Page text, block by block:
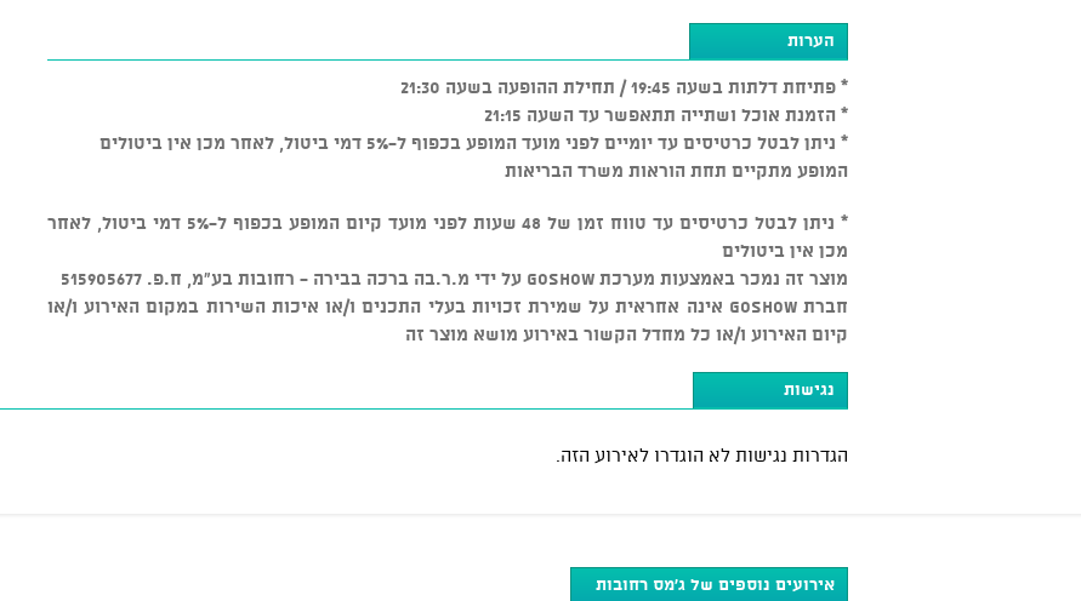
הערות
* פתיחת דלתות בשעה 19:45 / תחילת ההופעה בשעה 21:30
* הזמנת אוכל ושתייה תתאפשר עד השעה 21:15
* ניתן לבטל כרטיסים עד יומיים לפני מועד המופע בכפוף ל-5% דמי ביטול, לאחר מכן אין ביטולים
המופע מתקיים תחת הוראות משרד הבריאות
* ניתן לבטל כרטיסים עד טווח זמן של 48 שעות לפני מועד קיום המופע בכפוף ל-5% דמי ביטול, לאחר
מכן אין ביטולים
מוצר זה נמכר באמצעות מערכת GOSHOW על ידי מ.ר.בה ברכה בבירה - רחובות בע"מ, ח.פ. 515905677
חברת GOSHOW אינה אחראית על שמירת זכויות בעלי התכנים ו/או איכות השירות במקום האירוע ו/או
קיום האירוע ו/או כל מחדל הקשור באירוע מושא מוצר זה
נגישות
הגדרות נגישות לא הוגדרו לאירוע הזה.
אירועים נוספים של ג'מס רחובות